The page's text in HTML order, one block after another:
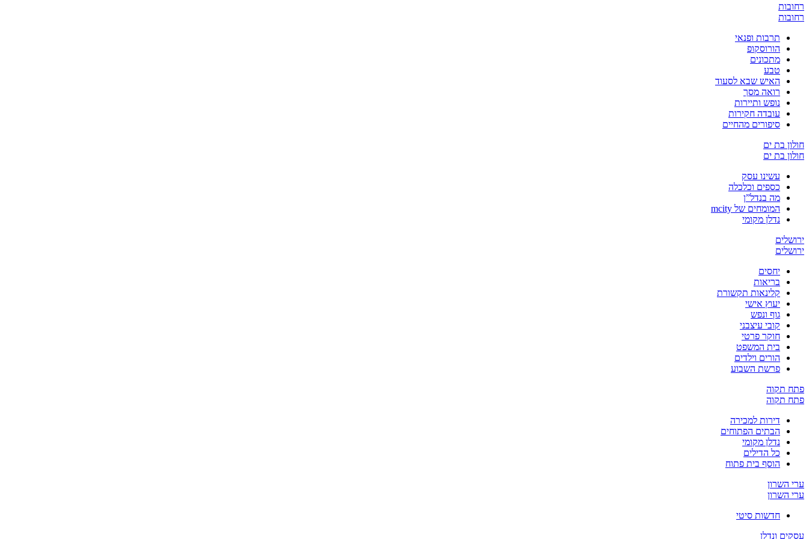
רחובות
רחובות
תרבות ופנאי
הורוסקופ
מתכונים
טבע
האיש שבא לסעוד
רואה מסך
נופש ותיירות
עובדה חקירות
סיפורים מהחיים
חולון בת ים
חולון בת ים
עשינו עסק
כספים וכלכלה
מה בנדל”ן
המומחים של mcity
נדלן מקומי
ירושלים
ירושלים
יחסים
בריאות
קלינאות תקשורת
יעוץ אישי
גוף ונפש
קובי עיצבני
חוקר פרטי
בית המשפט
הורים וילדים
פרשת השבוע
פתח תקוה
פתח תקוה
דירות למכירה
הבתים הפתוחים
נדלן מקומי
כל הדילים
הוסף בית פתוח
ערי השרון
ערי השרון
חדשות סיטי
עסקים ונדלן